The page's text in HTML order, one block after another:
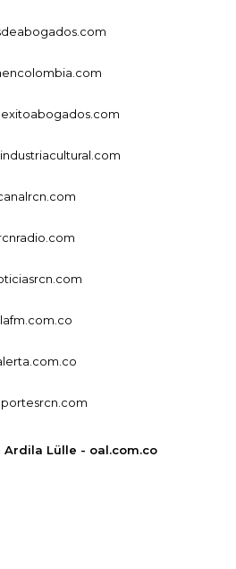
lafm.com.co
Ardila Lülle - oal.com.co